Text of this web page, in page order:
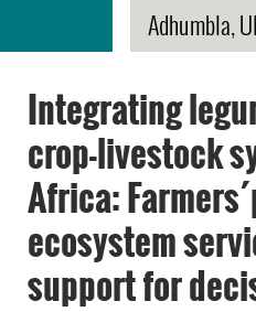
Adhumbla,
Integrating
crop-livestock
Africa:
ecosystem
support for